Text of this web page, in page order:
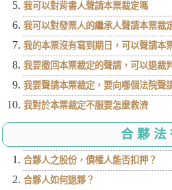
我可以對背書人聲請本票裁定嗎
我可以對發票人的繼承人聲請本票裁
我的本票沒有寫到期日，可以聲請本
我要撤回本票裁定的聲請，可以退裁
我要聲請本票裁定，要向哪個法院聲
我對於本票裁定不服要怎麼救濟
合夥法
合夥人之股份，債權人能否扣押？
合夥人如何退夥？